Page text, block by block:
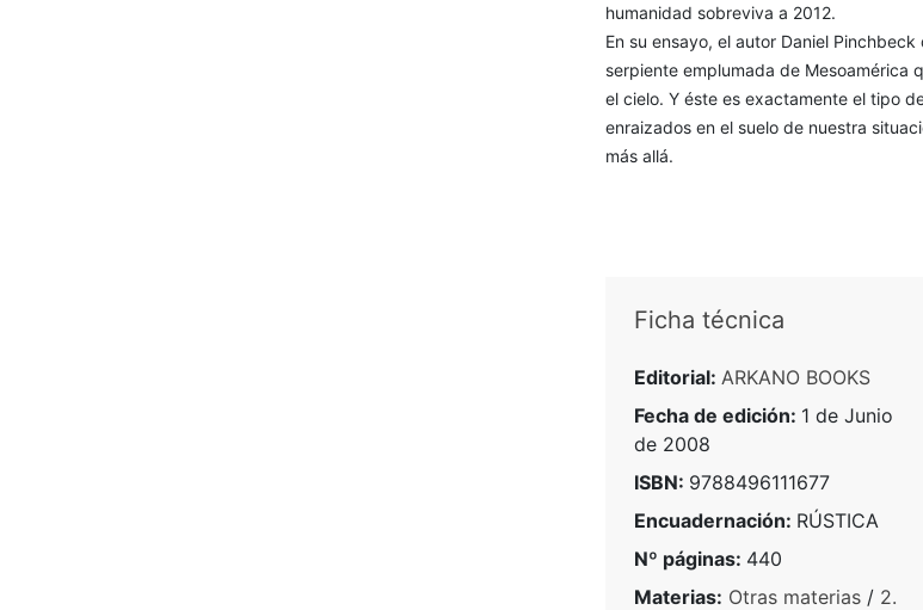
humanidad sobreviva a 2012.
En su ensayo, el autor Daniel
serpiente emplumada de Mesoamérica
el cielo. Y éste es exactamente el tipo
enraizados en el suelo de nuestra
más allá.
Ficha técnica
Editorial: ARKANO BOOKS
Fecha de edición: 1 de Junio
de 2008
ISBN: 9788496111677
Encuadernación: RÚSTICA
Nº páginas: 440
Materias: Otras materias/ 2.